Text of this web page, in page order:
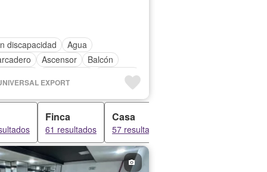
discapacidad
Agua
Ascensor
Balcón
Gimnasio
privada
Terraza
EXPORT
Finca
61 resultados
Casa
57 resultados